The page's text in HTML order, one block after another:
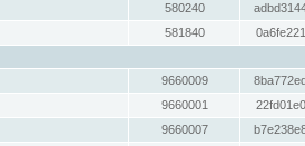
580240
581840
9660009
9660001
9660007